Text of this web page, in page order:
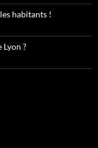
habitants !
?